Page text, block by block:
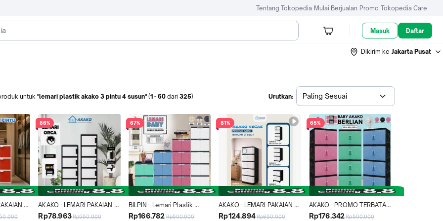
Tentang Tokopedia Mulai Berjualan Promo Tokopedia Care
Masuk Daftar
Dikirim ke Jakarta Pusat
untuk "lemari plastik akako 3 pintu 4 susun" (1 -60 dari 325) Urutkan: Paling Sesuai
4
86%
AKAKO - LEMARI PAKAIAN
PLASTIK SWING ORCA 1
Rp78.963Rp550.000
67%
BILPIN - Lemari Plastik
Minimalis Pakaian Plastik 2
Rp166.782 Rp500.000
81%
AKAKO - LEMARI PAKAIAN
PLASTIK 2 PINTU AKAKO
Rp124.894Rp650.000
65%
AKAKO - PROMO TERBATAS
!!! Lemari Akako Kaca Bilpin
Rp176.342Rp500.000